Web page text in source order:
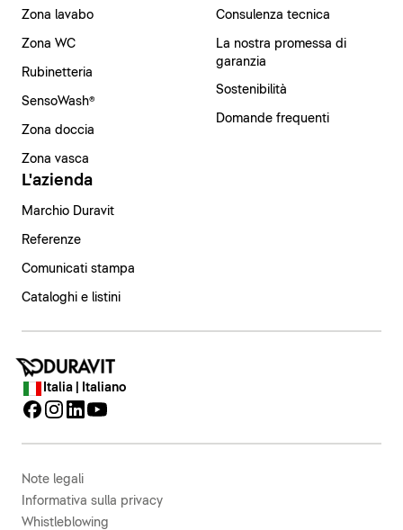
Zona lavabo
Zona WC
Rubinetteria
SensoWash®
Zona doccia
Zona vasca
Consulenza tecnica
La nostra promessa di
garanzia
Sostenibilità
Domande frequenti
L'azienda
Marchio Duravit
Referenze
Comunicati stampa
Cataloghi e listini
Italia | Italiano
Note legali
Informativa sulla privacy
Whistleblowing